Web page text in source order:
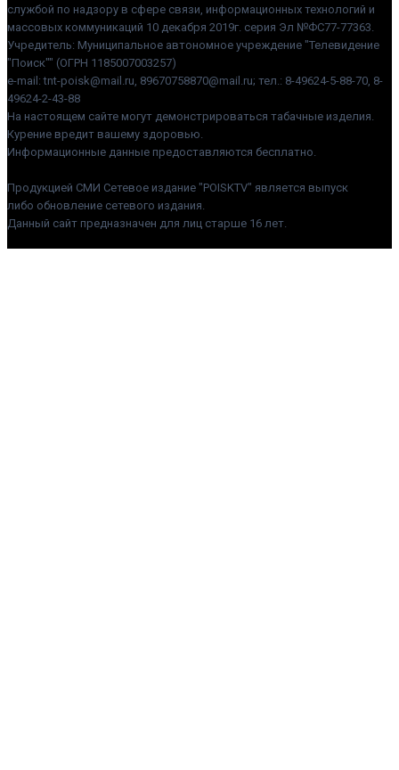
службой по надзору в сфере связи, информационных технологий и
массовых коммуникаций 10 декабря 2019г. серия Эл №ФС77-77363.
Учредитель: Муниципальное автономное учреждение "Телевидение
"Поиск"" (ОГРН 1185007003257)
e-mail: tnt-poisk@mail.ru, 89670758870@mail.ru; тел.: 8-49624-5-88-70, 8-
49624-2-43-88
На настоящем сайте могут демонстрироваться табачные изделия.
Курение вредит вашему здоровью.
Информационные данные предоставляются бесплатно.
Продукцией СМИ Сетевое издание "POISKTV" является выпуск
либо обновление сетевого издания.
Данный сайт предназначен для лиц старше 16 лет.